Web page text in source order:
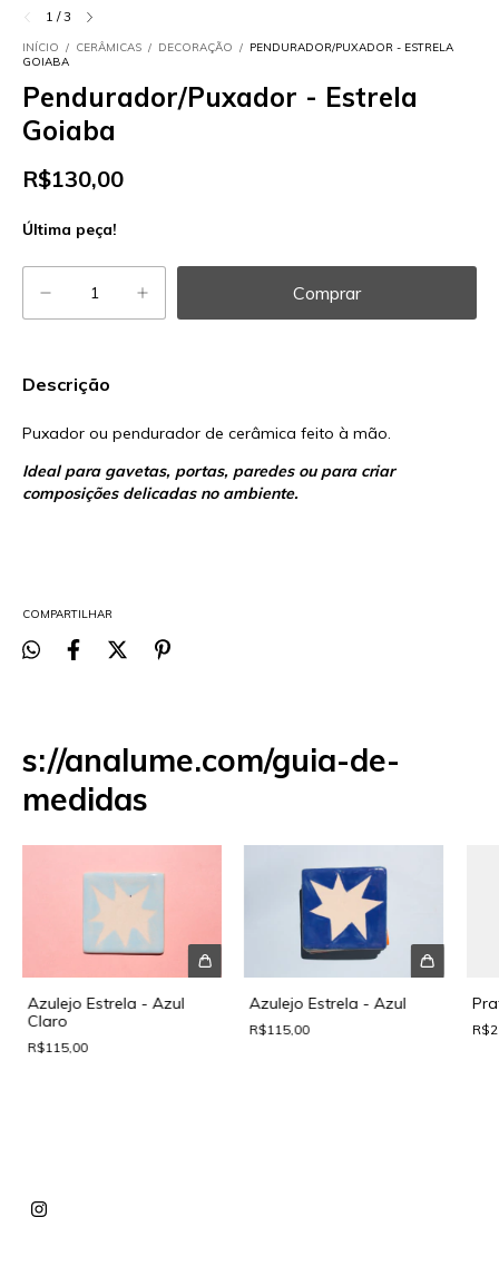
1 /3
INÍCIO / CERÂMICAS / DECORAÇÃO / PENDURADOR/PUXADOR - ESTRELA
GOIABA
Pendurador/Puxador - Estrela
Goiaba
R$130,00
Última peça!
Descrição
Puxador ou pendurador de cerâmica feito à mão.
Ideal para gavetas, portas, paredes ou para criar
composições delicadas no ambiente.
COMPARTILHAR
s://analume.com/guia-de-
medidas
Azulejo Estrela - Azul
Claro
R$115,00
Azulejo Estrela - Azul
R$115,00